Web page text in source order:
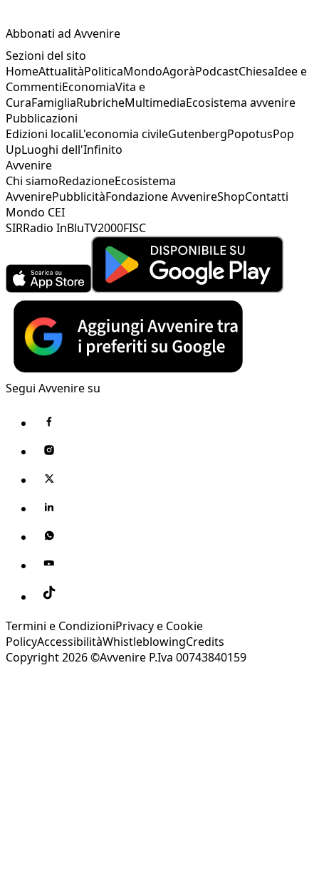
Abbonati ad Avvenire
Sezioni del sito
HomeAttualitàPoliticaMondoAgoràPodcastChiesaIdee e
CommentiEconomiaVita e
CuraFamigliaRubricheMultimediaEcosistema avvenire
Pubblicazioni
Edizioni localiL'economia civileGutenbergPopotusPop
UpLuoghi dell'Infinito
Avvenire
Chi siamoRedazioneEcosistema
AvvenirePubblicitàFondazione AvvenireShopContatti
Mondo CEI
SIRRadio InBluTV2000FISC
Segui Avvenire su
Termini e CondizioniPrivacy e Cookie
PolicyAccessibilitàWhistleblowingCredits
Copyright 2026 ©Avvenire P.Iva 00743840159